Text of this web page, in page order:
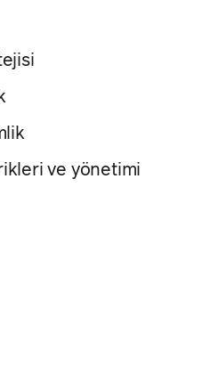
ve yönetimi